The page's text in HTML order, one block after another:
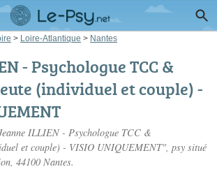
> Loire-Atlantique > Nantes
- Psychologue TCC &
(individuel et couple) -
ILLIEN - Psychologue TCC &
et couple) - VISIO UNIQUEMENT", psy situé
, 44100 Nantes.